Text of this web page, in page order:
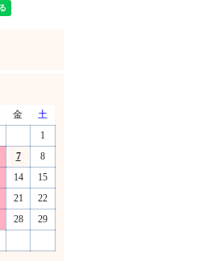
金
土
1
7
8
14
15
21
22
28
29